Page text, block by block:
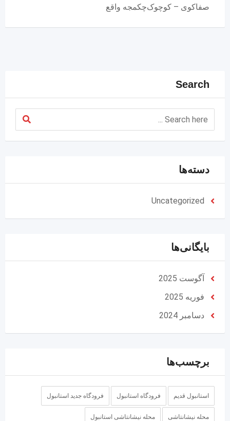
صفاکوی – کوچوک‌چکمجه واقع
Search
دسته‌ها
Uncategorized
بایگانی‌ها
آگوست 2025
فوریه 2025
دسامبر 2024
برچسب‌ها
استانبول قدیم فرودگاه استانبول فرودگاه جدید استانبول
محله نیشانتاشی محله نیشانتاشی استانبول